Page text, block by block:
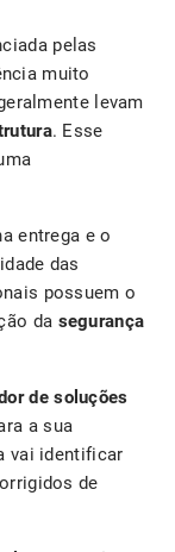
pelas
muito
levam
. Esse
entrega e o
das
possuem o
da segurança
de soluções
a sua
vai identificar
de